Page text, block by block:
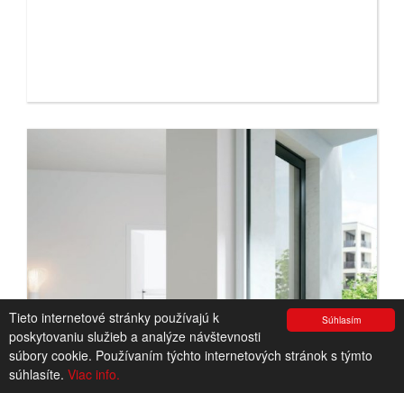
Súhlasím
Tieto internetové stránky používajú k
poskytovaniu služieb a analýze návštevnosti
súbory cookie. Používaním týchto internetových stránok s týmto
súhlasíte. Viac info.